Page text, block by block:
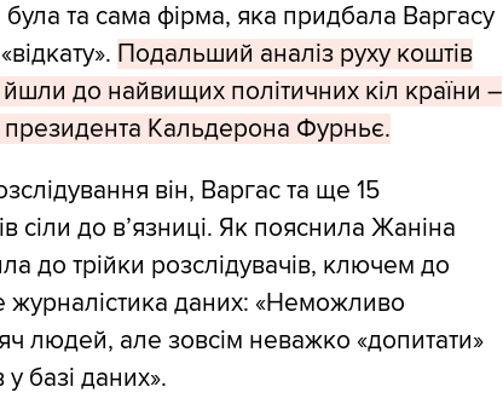
та сама фірма, яка придбала Варгасу
Подальший аналіз руху коштів
до найвищих політичних кіл країни –
президента Кальдерона Фурньє.
він, Варгас та ще 15
сіли до в’язниці. Як пояснила Жаніна
до трійки розслідувачів, ключем до
журналістика даних: «Неможливо
людей, але зовсім неважко «допитати»
у базі даних».